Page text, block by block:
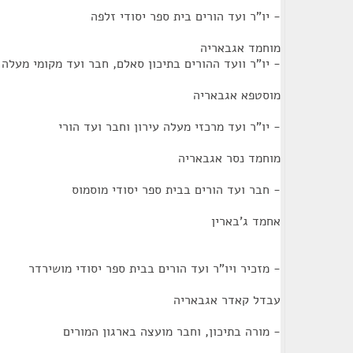
- יו"ר ועד הורים בית ספר יסודי זלפה
מוחמד אגבאריה
- יו"ר וועד ההורים בתיכון סאלם, חבר ועד מקומי מעלה
מוסטפא אגבאריה
- יו"ר ועד מרכזי מעלה עירון וחבר ועד הורי
מוחמד נסר אגבאריה
- חבר ועד הורים בבית ספר יסודי מוסמוס
אחמד ג'בארין
- מזכיר ויו"ר ועד הורים בבית ספר יסודי מושירדר
עבדל קאדר אגבאריה
- מורה בתיכון, וחבר מועצה בארגון המורים